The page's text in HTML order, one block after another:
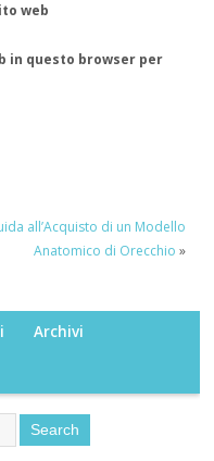
web
in questo browser per
all’Acquisto di un Modello
Anatomico di Orecchio »
Archivi